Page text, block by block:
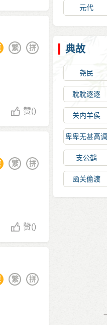
拼
繁
赞()
拼
繁
赞()
拼
繁
元代
典故
尧民
耽耽逐逐
关内羊侯
卑卑无甚高调
支公鹤
函关偷渡